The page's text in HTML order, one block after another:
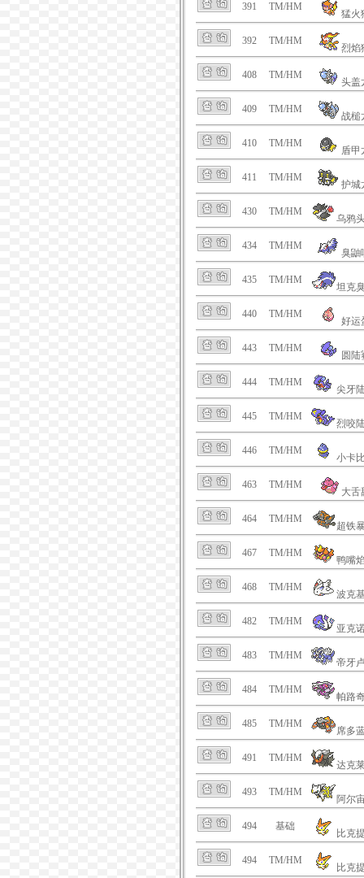
391 TM/HM
猛火
392 TM/HM
烈焰
408 TM/HM
头盖
409 TM/HM
战槌
410 TM/HM
盾甲
411 TM/HM
护城
430 TM/HM
乌鸦
434 TM/HM
臭鼬
435 TM/HM
坦克
440 TM/HM
好运
443 TM/HM
圆陆
444 TM/HM
尖牙
445 TM/HM
烈咬
446 TM/HM
小卡
463 TM/HM
大舌
464 TM/HM
超铁
467 TM/HM
鸭嘴
468 TM/HM
波克
482 TM/HM
亚克
483 TM/HM
帝牙
484 TM/HM
帕路
485 TM/HM
席多
491 TM/HM
达克
493 TM/HM
阿尔
494 基础
比克
494 TM/HM
比克